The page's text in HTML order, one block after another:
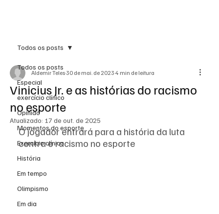
Todos os posts
Especial
exercício clínico
Opinião
Momentos do esporte
Exercício clínico
História
Em tempo
Olimpismo
Em dia
Todos os posts
Vinicius Jr. e as histórias do racismo
no esporte
Aldemir Teles 30 de mai. de 2023 4 min de leitura
Atualizado: 17 de out. de 2025
O jogador entrará para a história da luta
contra o racismo no esporte